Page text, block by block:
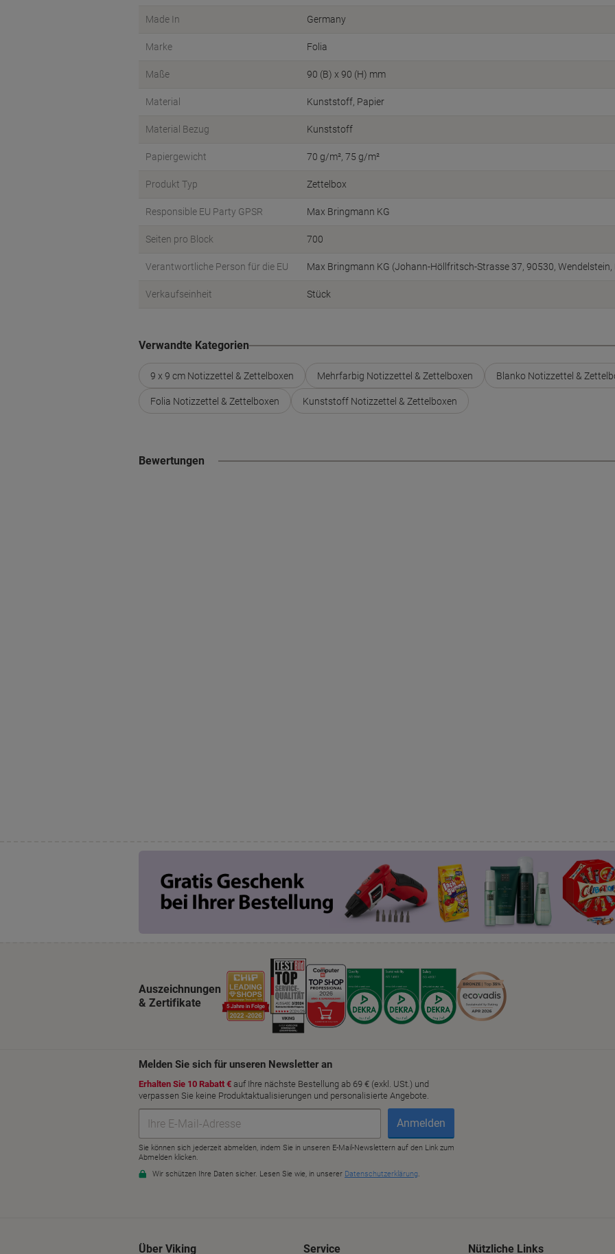
Made In Germany
Marke Folia
Maße 90 (B) x 90 (H) mm
Material Kunststoff, Papier
Material Bezug Kunststoff
Papiergewicht 70 g/m² 75 g/m²
Produkt Typ Zettelbox
Responsible EU Party GPSR Max Bringmann KG
Seiten pro Block 700
Verantwortliche Person für die EU Max Bringmann KG (Johann-Höllfritsch-Strasse 37, 90530,
Verkaufseinheit Stück
Verwandte Kategorien
9 x 9 cm Notizzettel & Zettelboxen Mehrfarbig Notizzettel & Zettelboxen Blanko Notizzettel &
Folia Notizzettel & Zettelboxen Kunststoff Notizzettel & Zettelboxen
Bewertungen
Auszeichnungen
& Zertifikate
Über Viking Service Nützliche Links